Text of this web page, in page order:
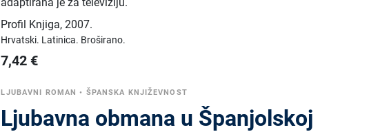
Profil Knjiga,2007.
Hrvatski. Latinica. Broširano.
7,42 €
LJUBAVNI ROMAN • ŠPANSKA KNJIŽEVNOST
Ljubavna obmana u Španjolskoj